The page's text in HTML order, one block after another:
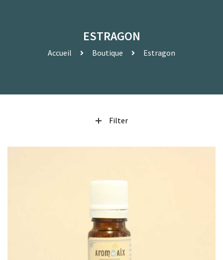
ESTRAGON
Accueil Boutique Estragon
Filter